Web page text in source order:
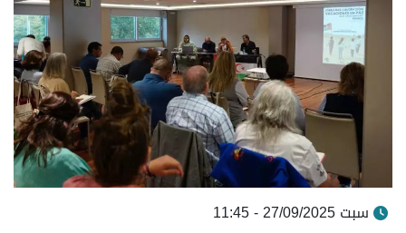
سبت 27/09/2025 - 11:45